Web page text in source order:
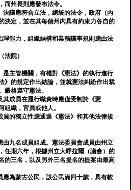
而州長則應發布法令。
決議應符合立法，總統的法令，政府（內
決定，並在其每個州內具有約束力各自的
理能力，組織結構和業務議事規則應由法
法院）
是主管機關，有權對《憲法》的執行進行
》的規定作出結論，並就憲法糾紛作出裁
嚴格遵守憲法。
其成員在履行職責時應僅受制於《憲
組織，官員或他人。
員的獨立性應通過《憲法》和其他法律規
由九名成員組成。憲法委員會成員由州立
任期六年，根據州立大呼拉爾（議會）的
的三名，以及另外三名提名的提案由最高
應為蒙古公民，該公民滿四十歲，具有較